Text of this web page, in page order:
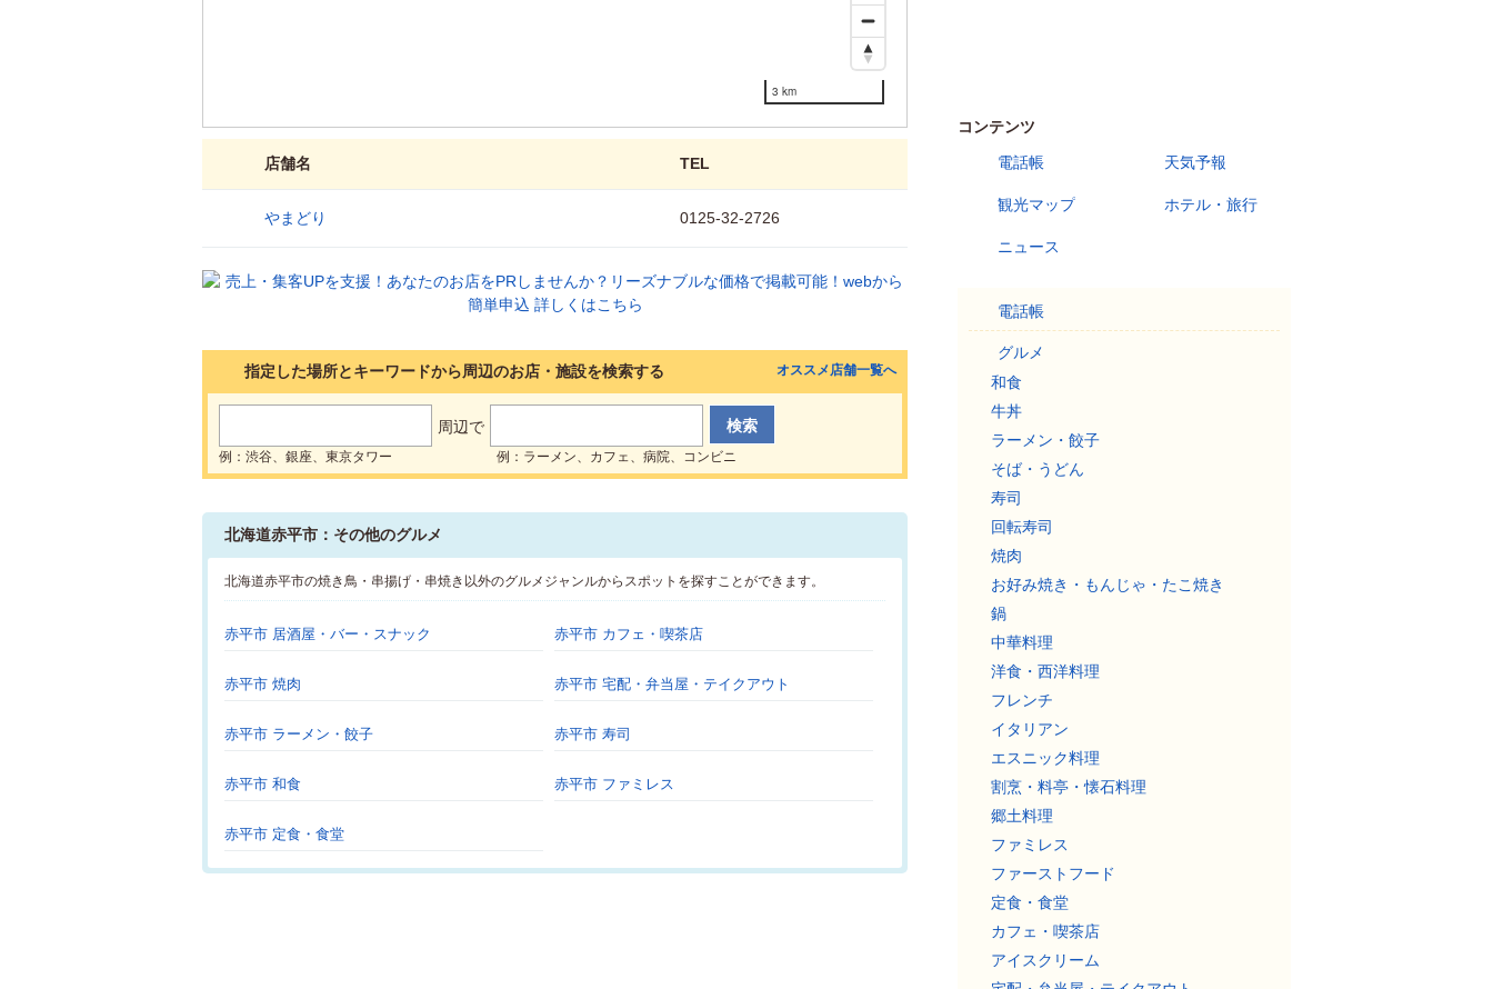
3 km
店舗名 TEL
やまどり 0125-32-2726
指定した場所とキーワードから周辺のお店・施設を検索する
周辺で
例：渋谷、銀座、東京タワー 例：ラーメン、カフェ、病院、コンビニ
オススメ店舗一覧へ
北海道赤平市：その他のグルメ
北海道赤平市の焼き鳥・串揚げ・串焼き以外のグルメジャンルからスポットを探すことができます。
赤平市 居酒屋・バー・スナック 赤平市 カフェ・喫茶店
赤平市 焼肉 赤平市 宅配・弁当屋・テイクアウト
赤平市 ラーメン・餃子 赤平市 寿司
赤平市 和食 赤平市 ファミレス
赤平市 定食・食堂
コンテンツ
電話帳
天気予報
観光マップ ホテル・旅行
ニュース
電話帳
グルメ
和食
牛丼
ラーメン・餃子
そば・うどん
寿司
回転寿司
焼肉
お好み焼き・もんじゃ・たこ焼き
鍋
中華料理
洋食・西洋料理
フレンチ
イタリアン
エスニック料理
割烹・料亭・懐石料理
郷土料理
ファミレス
ファーストフード
定食・食堂
カフェ・喫茶店
アイスクリーム